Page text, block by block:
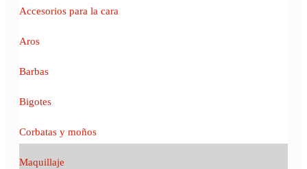
Accesorios para la cara
Aros
Barbas
Bigotes
Corbatas y moños
Maquillaje